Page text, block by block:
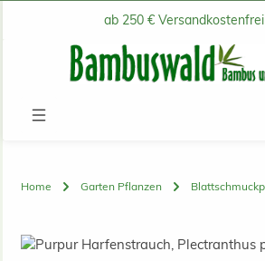
Zum Hauptinhalt springen
ab 250 €
Home Garten Pflanzen
Bildergalerie überspringen